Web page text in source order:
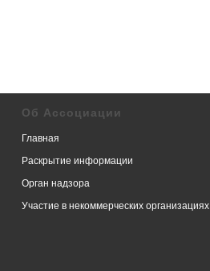
Об Ассоциации
Главная
Раскрытие информации
Орган надзора
Участие в некоммерческих организациях